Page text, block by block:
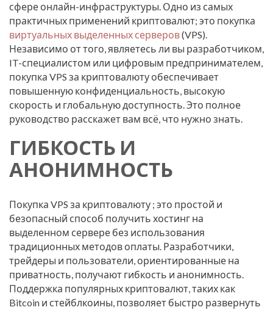
сфере онлайн-инфраструктуры. Одно из самых
практичных применений криптовалют; это покупка
виртуальных выделенных серверов(VPS).
Независимо от того, являетесь ли вы разработчиком,
IT-специалистом или цифровым предпринимателем,
покупка VPS за криптовалюту обеспечивает
повышенную конфиденциальность, высокую
скорость и глобальную доступность. Это полное
руководство расскажет вам всё, что нужно знать.
ГИБКОСТЬ И
АНОНИМНОСТЬ
Покупка VPS за криптовалюту ; это простой и
безопасный способ получить хостинг на
выделенном сервере без использования
традиционных методов оплаты. Разработчики,
трейдеры и пользователи, ориентированные на
приватность, получают гибкость и анонимность.
Поддержка популярных криптовалют, таких как
Bitcoin и стейблкоины, позволяет быстро развернуть